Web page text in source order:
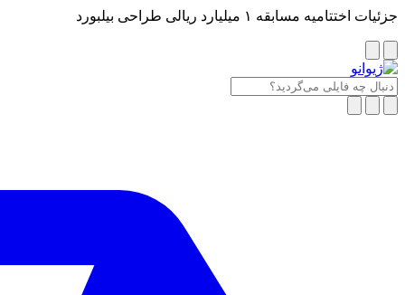
جزئیات اختتامیه مسابقه ۱ میلیارد ریالی طراحی بیلبورد